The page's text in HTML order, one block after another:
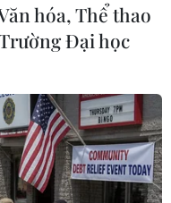
hóa, Thể thao
Đại học